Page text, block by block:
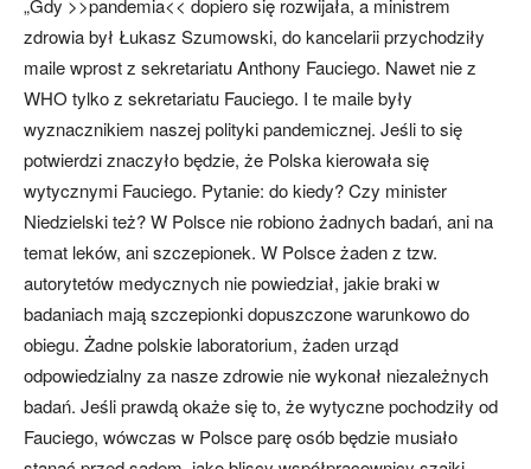
zdrowia był Łukasz Szumowski, do kancelarii przychodziły
maile wprost z sekretariatu Anthony Fauciego. Nawet nie z
WHO tylko z sekretariatu Fauciego. I te maile były
wyznacznikiem naszej polityki pandemicznej. Jeśli to się
potwierdzi znaczyło będzie, że Polska kierowała się
wytycznymi Fauciego. Pytanie: do kiedy? Czy minister
Niedzielski też? W Polsce nie robiono żadnych badań, ani na
temat leków, ani szczepionek. W Polsce żaden z tzw.
autorytetów medycznych nie powiedział, jakie braki w
badaniach mają szczepionki dopuszczone warunkowo do
obiegu. Żadne polskie laboratorium, żaden urząd
odpowiedzialny za nasze zdrowie nie wykonał niezależnych
badań. Jeśli prawdą okaże się to, że wytyczne pochodziły od
Fauciego, wówczas w Polsce parę osób będzie musiało